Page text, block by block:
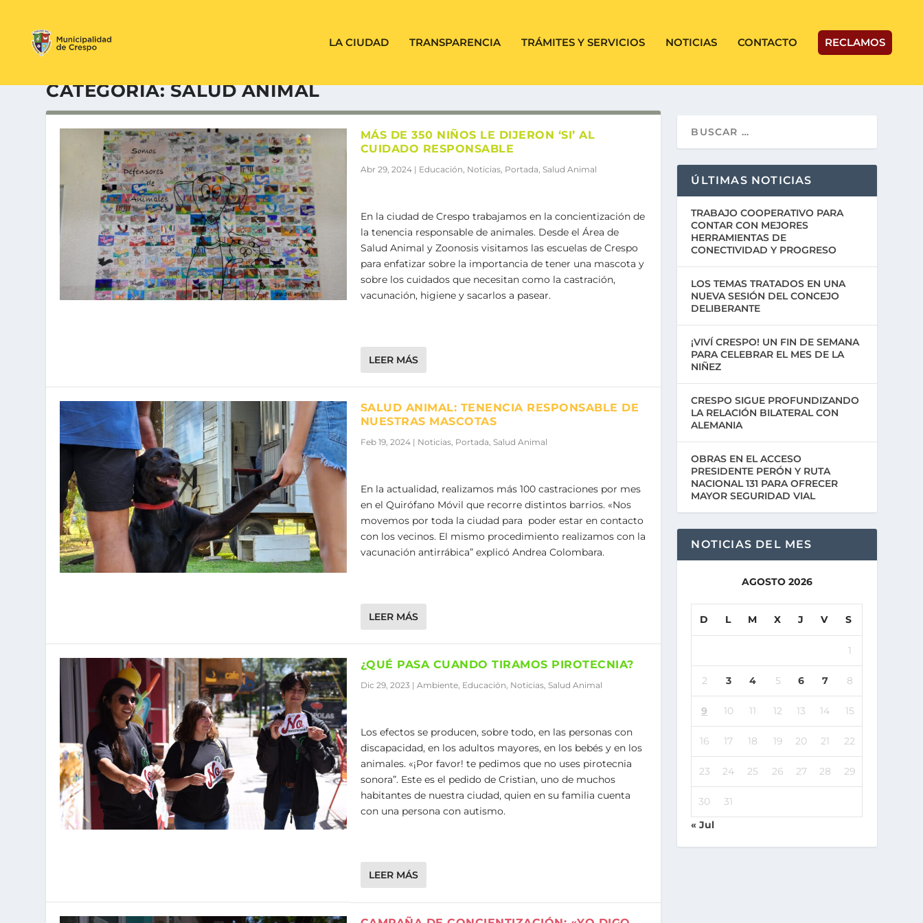
LA CIUDAD TRANSPARENCIA TRÁMITES Y SERVICIOS NOTICIAS CONTACTO RECLAMOS
CATEGORÍA:SALUD ANIMAL
MÁS DE 350 NIÑOS LE DIJERON ‘SI’ AL
CUIDADO RESPONSABLE
Abr 29, 2024| Educación, Noticias, Portada, Salud Animal
En la ciudad de Crespo trabajamos en la concientización de
la tenencia responsable de animales. Desde el Área de
Salud Animal y Zoonosis visitamos las escuelas de Crespo
para enfatizar sobre la importancia de tener una mascota y
sobre los cuidados que necesitan como la castración,
vacunación, higiene y sacarlos a pasear.
LEER MÁS
SALUD ANIMAL: TENENCIA RESPONSABLE DE
NUESTRAS MASCOTAS
Feb 19, 2024| Noticias, Portada Salud Animal
En la actualidad, realizamos más 100 castraciones por mes
en el Quirófano Móvil que recorre distintos barrios. «Nos
movemos por toda la ciudad para poder estar en contacto
con los vecinos. El mismo procedimiento realizamos con la
vacunación antirrábica” explicó Andrea Colombara.
LEER MÁS
¿QUÉ PASA CUANDO TIRAMOS PIROTECNIA?
Dic 29, 2023 | Ambiente, Educación Noticias, Salud Animal
Los efectos se producen, sobre todo, en las personas con
discapacidad, en los adultos mayores, en los bebés y en los
animales. «¡Por favor! te pedimos que no uses pirotecnia
sonora”. Este es el pedido de Cristian, uno de muchos
habitantes de nuestra ciudad, quien en su familia cuenta
con una persona con autismo.
LEER MÁS
ÚLTIMAS NOTICIAS
TRABAJO COOPERATIVO PARA
CONTAR CON MEJORES
HERRAMIENTAS DE
CONECTIVIDAD Y PROGRESO
LOS TEMAS TRATADOS EN UNA
NUEVA SESIÓN DEL CONCEJO
DELIBERANTE
¡VIVÍ CRESPO! UN FIN DE SEMANA
PARA CELEBRAR EL MES DE LA
NIÑEZ
CRESPO SIGUE PROFUNDIZANDO
LA RELACIÓN BILATERAL CON
ALEMANIA
OBRAS EN EL ACCESO
PRESIDENTE PERÓN Y RUTA
NACIONAL 131 PARA OFRECER
MAYOR SEGURIDAD VIAL
NOTICIAS DEL MES
AGOSTO 2026
D L M X J V S
1
2 3 4 5 6 7 8
9 10 11 12 13 14 15
16 17 18 19 20 21 22
23 24 25 26 27 28 29
30
31
« Jul